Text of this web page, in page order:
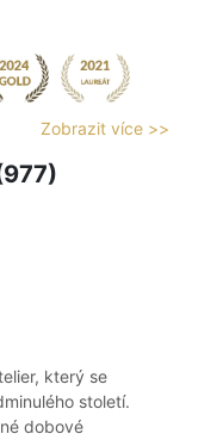
Zobrazit více >>
který se
století.
dobové